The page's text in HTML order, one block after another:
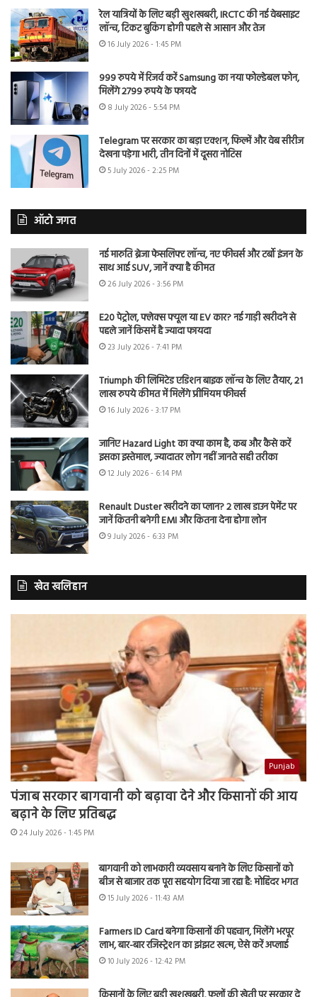
रेल यात्रियों के लिए बड़ी खुशखबरी, IRCTC की नई वेबसाइट
लॉन्च, टिकट बुकिंग होगी पहले से आसान और तेज
16 July 2026 - 1:45 PM
999 रुपये में रिजर्व करें Samsung का नया फोल्डेबल फोन,
मिलेंगे 2799 रुपये के फायदे
8 July 2026 - 5:54 PM
Telegram पर सरकार का बड़ा एक्शन, फिल्में और वेब सीरीज
देखना पड़ेगा भारी, तीन दिनों में दूसरा नोटिस
5 July 2026 - 2:25 PM
ऑटो जगत
नई मारुति ब्रेजा फेसलिफ्ट लॉन्च, नए फीचर्स और टर्बो इंजन के
साथ आई SUV, जानें क्या है कीमत
26 July 2026 - 3:56 PM
E20 पेट्रोल, फ्लेक्स फ्यूल या EV कार? नई गाड़ी खरीदने से
पहले जानें किसमें है ज्यादा फायदा
23 July 2026 - 7:41 PM
Triumph की लिमिटेड एडिशन बाइक लॉन्च के लिए तैयार, 21
लाख रुपये कीमत में मिलेंगे प्रीमियम फीचर्स
16 July 2026 - 3:17 PM
जानिए Hazard Light का क्या काम है, कब और कैसे करें
इसका इस्तेमाल, ज्यादातर लोग नहीं जानते सही तरीका
12 July 2026 - 6:14 PM
Renault Duster खरीदने का प्लान? 2 लाख डाउन पेमेंट पर
जानें कितनी बनेगी EMI और कितना देना होगा लोन
9 July 2026 - 6:33 PM
खेत खलिहान
Punjab
पंजाब सरकार बागवानी को बढ़ावा देने और किसानों की आय
बढ़ाने के लिए प्रतिबद्ध
24 July 2026 - 1:45 PM
बागवानी को लाभकारी व्यवसाय बनाने के लिए किसानों को
बीज से बाजार तक पूरा सहयोग दिया जा रहा है: मोहिंदर भगत
15 July 2026 - 11:43 AM
Farmers ID Card बनेगा किसानों की पहचान, मिलेंगे भरपूर
लाभ, बार-बार रजिस्ट्रेशन का झंझट खत्म, ऐसे करें अप्लाई
10 July 2026 - 12:42 PM